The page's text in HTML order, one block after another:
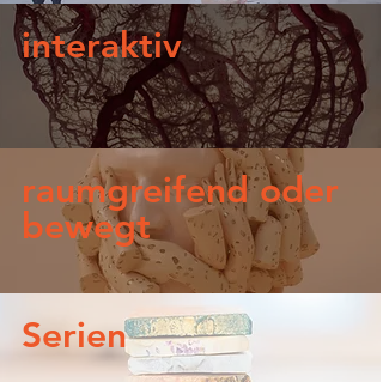
interaktiv
raumgreifend oder
bewegt
Serien